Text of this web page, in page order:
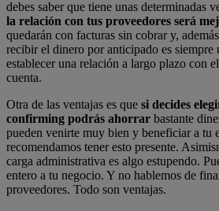
debes saber que tiene unas determinadas
la relación con tus proveedores será
quedarán con facturas sin cobrar y,
recibir el dinero por anticipado es siempre
establecer una relación a largo plazo con
cuenta.
Otra de las ventajas es que si decides
confirming podrás ahorrar bastante
pueden venirte muy bien y beneficiar a tu
recomendamos tener esto presente.
carga administrativa es algo estupendo.
entero a tu negocio. Y no hablemos de
proveedores. Todo son ventajas.